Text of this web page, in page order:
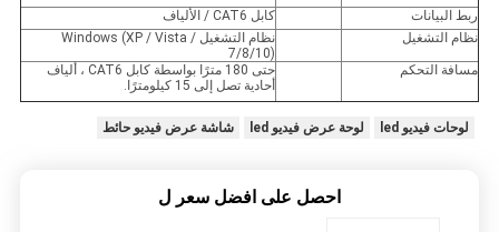
ربط البيانات
كابل CAT6 / الألياف
نظام التشغيل
نظام التشغيل Windows (XP / Vista /
7/8/10)
مسافة التحكم
حتى 180 مترًا بواسطة كابل CAT6 ، ألياف
أحادية تصل إلى 15 كيلومترًا.
لوحات فيديو led لوحة عرض فيديو led شاشة عرض فيديو حائط
احصل على افضل سعر ل